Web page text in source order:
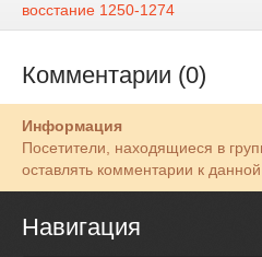
восстание 1250-1274
Комментарии (0)
Информация
Посетители, находящиеся в
оставлять комментарии к данной
Навигация